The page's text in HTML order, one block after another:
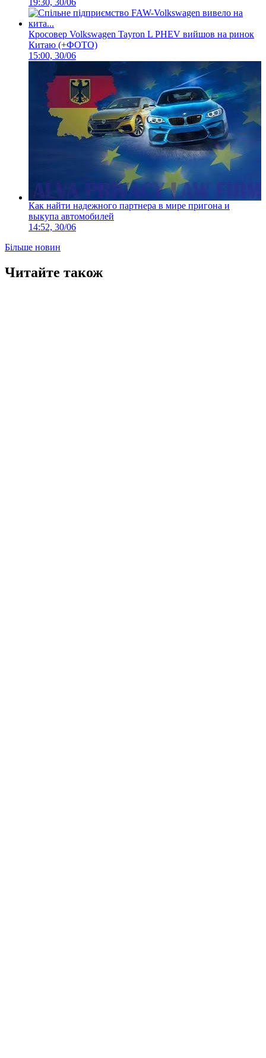
19:30, 30/06
Кросовер Volkswagen Tayron L PHEV вийшов на ринок
Китаю (+ФОТО)
15:00, 30/06
Как найти надежного партнера в мире пригона и
выкупа автомобилей
14:52, 30/06
Більше новин
Читайте також